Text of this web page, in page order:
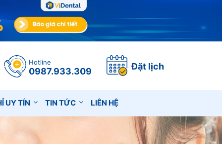
Hotline
0987.933.309 Đặt lịch
UY TÍN TIN TỨC LIÊN HỆ